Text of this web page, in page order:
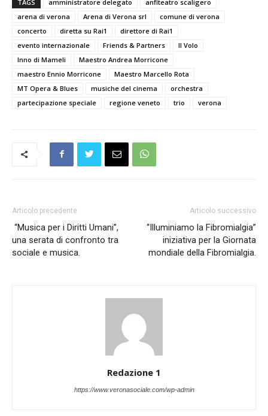
TAGS amministratore delegato
anfiteatro scaligero
arena di verona
Arena di Verona srl
comune di verona
concerto
diretta su Rai1
direttore di Rai1
evento internazionale
Friends & Partners
Il Volo
Inno di Mameli
Maestro Andrea Morricone
maestro Ennio Morricone
Maestro Marcello Rota
MT Opera & Blues
musiche del cinema
orchestra
partecipazione speciale
regione veneto trio verona
Articolo precedente
“Musica per i Diritti Umani”,
una serata di confronto tra
sociale e musica.
Articolo successivo
“Illuminiamo la Fibromialgia”
iniziativa per la Giornata
mondiale della Fibromialgia.
Redazione 1
https://www.veronasociale.com/wp-admin